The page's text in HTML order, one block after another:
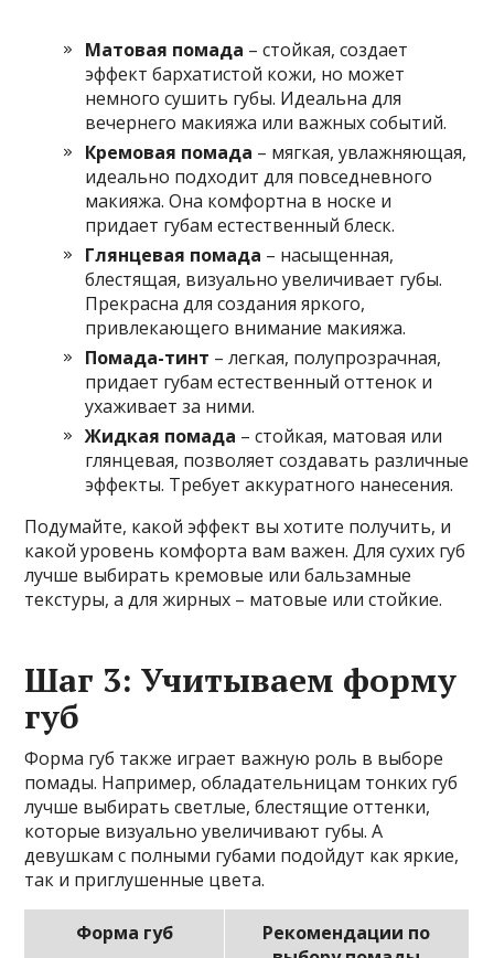
Матовая помада – стойкая, создает
эффект бархатистой кожи, но может
немного сушить губы. Идеальна для
вечернего макияжа или важных событий.
Кремовая помада – мягкая, увлажняющая,
идеально подходит для повседневного
макияжа. Она комфортна в носке и
придает губам естественный блеск.
Глянцевая помада – насыщенная,
блестящая, визуально увеличивает губы.
Прекрасна для создания яркого,
привлекающего внимание макияжа.
Помада-тинт – легкая, полупрозрачная,
придает губам естественный оттенок и
ухаживает за ними.
Жидкая помада – стойкая, матовая или
глянцевая, позволяет создавать различные
эффекты. Требует аккуратного нанесения.
Подумайте, какой эффект вы хотите получить, и
какой уровень комфорта вам важен. Для сухих губ
лучше выбирать кремовые или бальзамные
текстуры, а для жирных – матовые или стойкие.
Шаг 3: Учитываем форму
губ
Форма губ также играет важную роль в выборе
помады. Например, обладательницам тонких губ
лучше выбирать светлые, блестящие оттенки,
которые визуально увеличивают губы. А
девушкам с полными губами подойдут как яркие,
так и приглушенные цвета.
Форма губ
Рекомендации по